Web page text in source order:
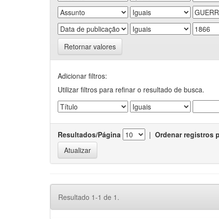
Retornar valores
Adicionar filtros:
Utilizar filtros para refinar o resultado de busca.
Resultados/Página | Ordenar registros
Resultado 1-1 de 1.